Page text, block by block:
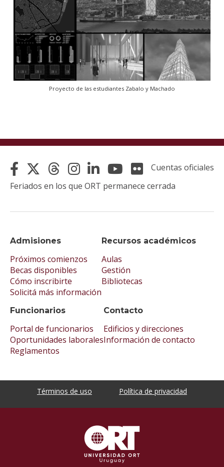
Proyecto de las estudiantes Zabalo y Machado
Admisiones
Próximos comienzos
Becas disponibles
Cómo inscribirte
Solicitá más información
Recursos académicos
Aulas
Gestión
Bibliotecas
Funcionarios
Portal de funcionarios
Oportunidades laborales
Reglamentos
Contacto
Edificios y direcciones
Información de contacto
Cuentas oficiales
Feriados en los que ORT permanece cerrada
Términos de uso Política de privacidad